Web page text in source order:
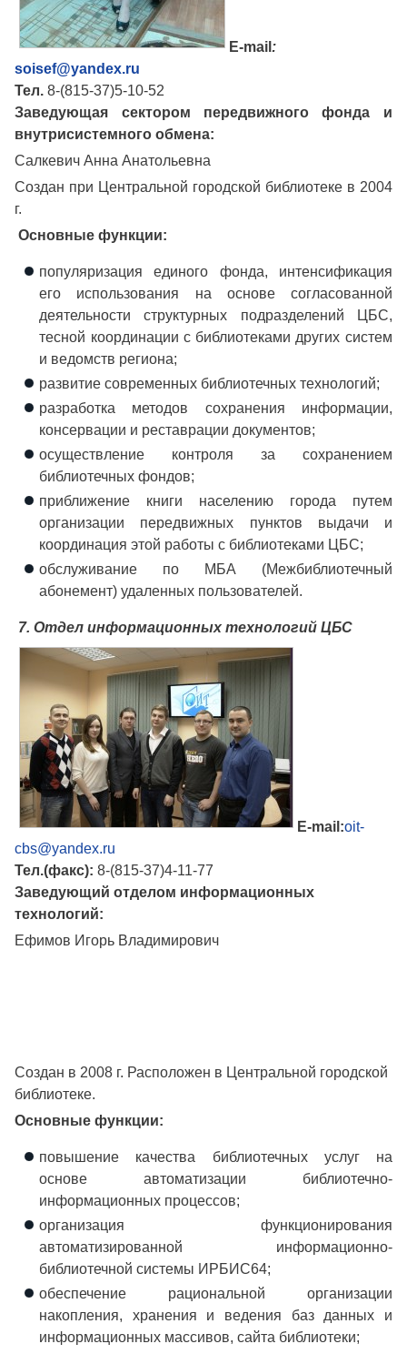
E-mail :
soisef@yandex.ru
Тел. 8-(815-37)5-10-52
Заведующая сектором передвижного фонда и
внутрисистемного обмена:
Салкевич Анна Анатольевна
Создан при Центральной городской библиотеке в 2004
г.
Основные функции:
популяризация единого фонда, интенсификация
его использования на основе согласованной
деятельности структурных подразделений ЦБС,
тесной координации с библиотеками других систем
и ведомств региона;
развитие современных библиотечных технологий;
разработка методов сохранения информации,
консервации и реставрации документов;
осуществление контроля за сохранением
библиотечных фондов;
приближение книги населению города путем
организации передвижных пунктов выдачи и
координация этой работы с библиотеками ЦБС;
обслуживание по МБА (Межбиблиотечный
абонемент) удаленных пользователей.
7. Отдел информационных технологий ЦБС
E-mail:oit-
cbs@yandex.ru
Тел.(факс): 8-(815-37)4-11-77
Заведующий отделом информационных
технологий:
Ефимов Игорь Владимирович
Создан в 2008 г. Расположен в Центральной городской
библиотеке.
Основные функции:
повышение качества библиотечных услуг на
основе автоматизации библиотечно-
информационных процессов;
организация функционирования
автоматизированной информационно-
библиотечной системы ИРБИС64;
обеспечение рациональной организации
накопления, хранения и ведения баз данных и
информационных массивов, сайта библиотеки;